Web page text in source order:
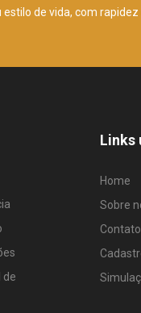
de vida, com rapidez
de
Links
Home
Sobre
Contato